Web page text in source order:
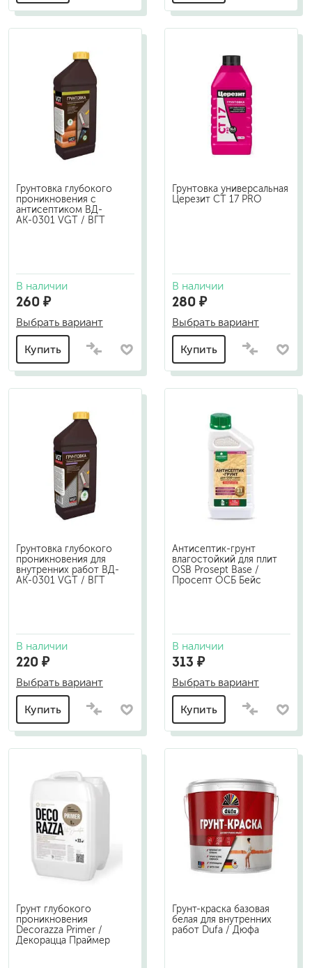
Грунтовка глубокого
проникновения с
антисептиком ВД-
АК-0301 VGT / ВГТ
В наличии
260 ₽
Выбрать вариант
Купить
Грунтовка универсальная
Церезит CT 17 PRO
В наличии
280 ₽
Выбрать вариант
Купить
Грунтовка глубокого
проникновения для
внутренних работ ВД-
АК-0301 VGT / ВГТ
В наличии
220 ₽
Выбрать вариант
Купить
Антисептик-грунт
влагостойкий для плит
OSB Prosept Base /
Просепт ОСБ Бейс
В наличии
313 ₽
Выбрать вариант
Купить
Грунт глубокого
проникновения
Decorazza Primer /
Декорацца Праймер
Грунт-краска базовая
белая для внутренних
работ Dufa / Дюфа